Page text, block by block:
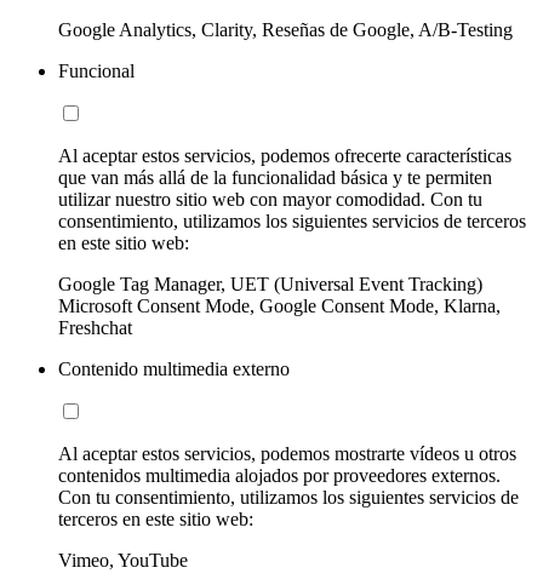
Google Analytics, Clarity, Reseñas de Google, A/B-Testing
Funcional
Al aceptar estos servicios, podemos ofrecerte características
que van más allá de la funcionalidad básica y te permiten
utilizar nuestro sitio web con mayor comodidad. Con tu
consentimiento, utilizamos los siguientes servicios de terceros
en este sitio web:
Google Tag Manager, UET (Universal Event Tracking)
Microsoft Consent Mode, Google Consent Mode, Klarna,
Freshchat
Contenido multimedia externo
Al aceptar estos servicios, podemos mostrarte vídeos u otros
contenidos multimedia alojados por proveedores externos.
Con tu consentimiento, utilizamos los siguientes servicios de
terceros en este sitio web:
Vimeo, YouTube